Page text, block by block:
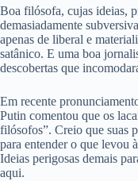
Boa filósofa, cujas ideias,
demasiadamente
apenas de liberal e
satânico. E uma boa
descobertas que
Em recente
Putin comentou que os
filósofos”. Creio que suas
para entender o que levou
Ideias perigosas demais
aqui.